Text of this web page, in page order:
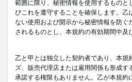
範囲に限り、秘密情報を使用するもの
びこれを遵守することを確保します。
ない使用および開示から秘密情報を防
されるものとし、本規約の有効期間中及
乙と甲とは独立した契約者であり、本
ズ、販売代理店または雇用関係も形成
承諾する権限もありません。乙が本規